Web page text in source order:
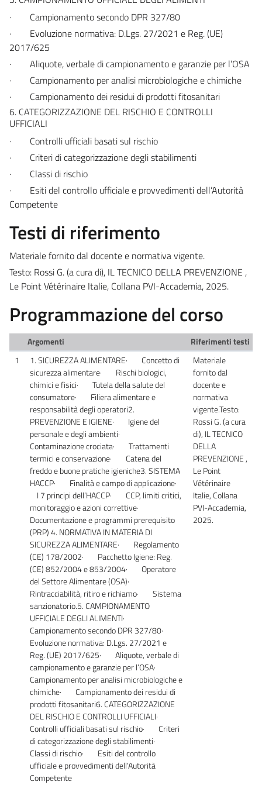
·
Campionamento secondo DPR 327/80
·
Evoluzione normativa: D.Lgs. 27/2021 e Reg. (UE)
2017/625
·
Aliquote, verbale di campionamento e garanzie per l’OSA
·
Campionamento per analisi microbiologiche e chimiche
·
Campionamento dei residui di prodotti fitosanitari
6. CATEGORIZZAZIONE DEL RISCHIO E CONTROLLI
UFFICIALI
·
Controlli ufficiali basati sul rischio
·
Criteri di categorizzazione degli stabilimenti
·
Classi di rischio
·
Esiti del controllo ufficiale e provvedimenti dell’Autorità
Competente
Testi di riferimento
Materiale fornito dal docente e normativa vigente.
Testo: Rossi G. (a cura di), IL TECNICO DELLA PREVENZIONE ,
Le Point Vétérinaire Italie, Collana PVI-Accademia, 2025.
Programmazione del corso
Argomenti
Riferimenti testi
1
1. SICUREZZA ALIMENTARE· Concetto di
sicurezza alimentare· Rischi biologici,
chimici e fisici· Tutela della salute del
consumatore· Filiera alimentare e
responsabilità degli operatori2.
PREVENZIONE E IGIENE· Igiene del
personale e degli ambienti·
Contaminazione crociata· Trattamenti
termici e conservazione· Catena del
freddo e buone pratiche igieniche3. SISTEMA
HACCP· Finalità e campo di applicazione·
I 7 principi dell’HACCP· CCP, limiti critici,
monitoraggio e azioni correttive·
Documentazione e programmi prerequisito
(PRP) 4. NORMATIVA IN MATERIA DI
SICUREZZA ALIMENTARE· Regolamento
(CE) 178/2002· Pacchetto Igiene: Reg.
(CE) 852/2004 e 853/2004· Operatore
del Settore Alimentare (OSA)·
Rintracciabilità, ritiro e richiamo· Sistema
sanzionatorio.5. CAMPIONAMENTO
UFFICIALE DEGLI ALIMENTI·
Campionamento secondo DPR 327/80·
Evoluzione normativa: D.Lgs. 27/2021 e
Reg. (UE) 2017/625· Aliquote, verbale di
campionamento e garanzie per l’OSA·
Campionamento per analisi microbiologiche e
chimiche· Campionamento dei residui di
prodotti fitosanitari6. CATEGORIZZAZIONE
DEL RISCHIO E CONTROLLI UFFICIALI·
Controlli ufficiali basati sul rischio· Criteri
di categorizzazione degli stabilimenti·
Classi di rischio· Esiti del controllo
ufficiale e provvedimenti dell’Autorità
Competente
Materiale
fornito dal
docente e
normativa
vigente.Testo:
Rossi G. (a cura
di), IL TECNICO
DELLA
PREVENZIONE ,
Le Point
Vétérinaire
Italie, Collana
PVI-Accademia,
2025.